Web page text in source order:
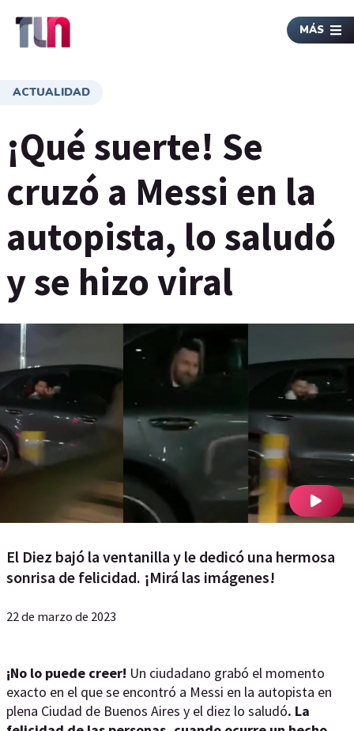
MÁS
ACTUALIDAD
¡Qué suerte! Se
cruzó a Messi en la
autopista, lo saludó
y se hizo viral
El Diez bajó la ventanilla y le dedicó una hermosa
sonrisa de felicidad. ¡Mirá las imágenes!
22 de marzo de 2023
¡No lo puede creer! Un ciudadano grabó el momento
exacto en el que se encontró a Messi en la autopista en
plena Ciudad de Buenos Aires y el diez lo saludó. La